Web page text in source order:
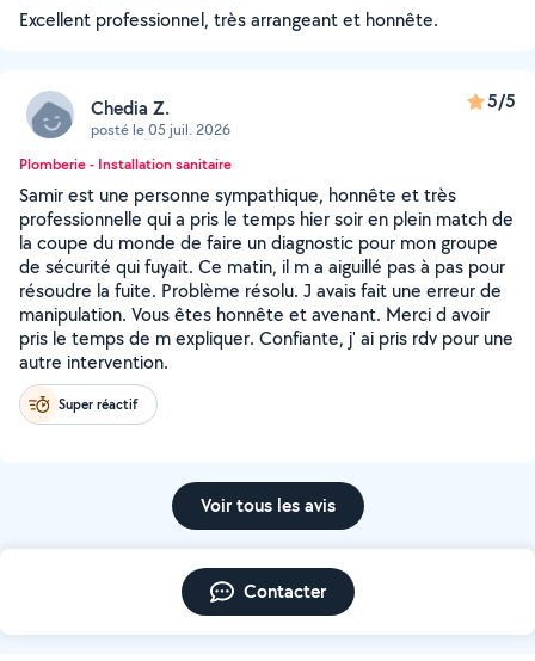
Excellent professionnel, très arrangeant et honnête.
Chedia Z.
posté le 05 juil. 2026
5/5
Plomberie - Installation sanitaire
Samir est une personne sympathique, honnête et très
professionnelle qui a pris le temps hier soir en plein match de
la coupe du monde de faire un diagnostic pour mon groupe
de sécurité qui fuyait. Ce matin, il m a aiguillé pas à pas pour
résoudre la fuite. Problème résolu. J avais fait une erreur de
manipulation. Vous êtes honnête et avenant. Merci d avoir
pris le temps de m expliquer. Confiante, j' ai pris rdv pour une
autre intervention.
Super réactif
Voir tous les avis
Contacter